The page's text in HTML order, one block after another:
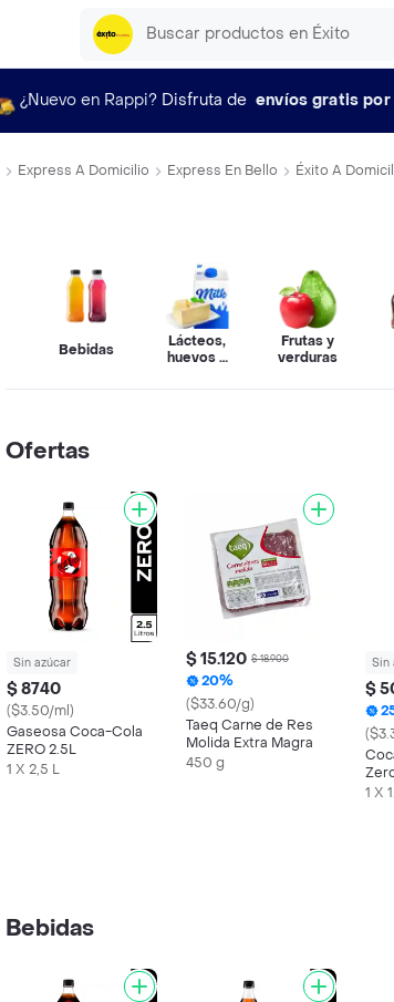
¿Nuevo en Rappi? Disfruta de envíos gratis por
Express A Domicilio Express En Bello Éxito A
Bebidas
Lácteos,
huevos y
Frutas y
verduras
Ofertas
Sin azúcar
$ 8740
($3.50/ml)
Gaseosa Coca-Cola
ZERO 2.5L
1 X 2,5 L
$ 15.120 $ 18.900
20%
($33.60/g)
Taeq Carne de Res
Molida Extra Magra
450 g
Sin
$
1 X
Bebidas